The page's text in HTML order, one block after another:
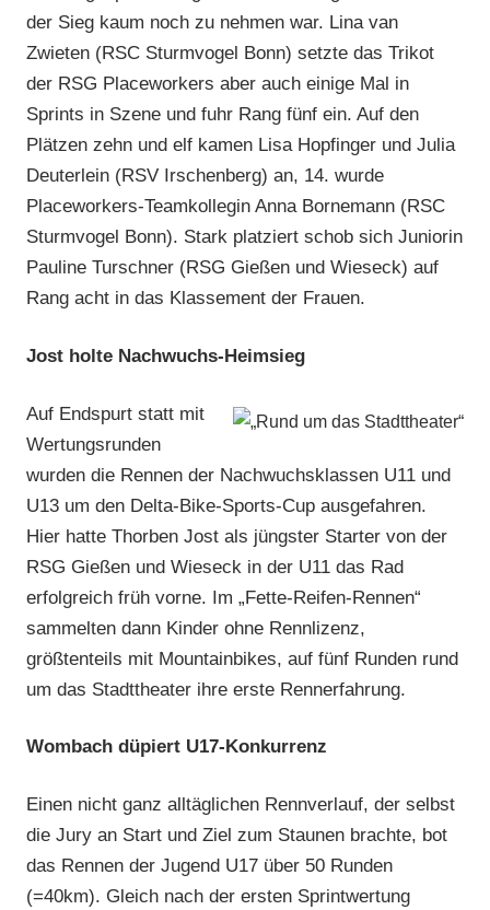
der Sieg kaum noch zu nehmen war. Lina van
Zwieten (RSC Sturmvogel Bonn) setzte das Trikot
der RSG Placeworkers aber auch einige Mal in
Sprints in Szene und fuhr Rang fünf ein. Auf den
Plätzen zehn und elf kamen Lisa Hopfinger und Julia
Deuterlein (RSV Irschenberg) an, 14. wurde
Placeworkers-Teamkollegin Anna Bornemann (RSC
Sturmvogel Bonn). Stark platziert schob sich Juniorin
Pauline Turschner (RSG Gießen und Wieseck) auf
Rang acht in das Klassement der Frauen.
Jost holte Nachwuchs-Heimsieg
Auf Endspurt statt mit
Wertungsrunden
wurden die Rennen der Nachwuchsklassen U11 und
U13 um den Delta-Bike-Sports-Cup ausgefahren.
Hier hatte Thorben Jost als jüngster Starter von der
RSG Gießen und Wieseck in der U11 das Rad
erfolgreich früh vorne. Im „Fette-Reifen-Rennen“
sammelten dann Kinder ohne Rennlizenz,
größtenteils mit Mountainbikes, auf fünf Runden rund
um das Stadttheater ihre erste Rennerfahrung.
Wombach düpiert U17-Konkurrenz
Einen nicht ganz alltäglichen Rennverlauf, der selbst
die Jury an Start und Ziel zum Staunen brachte, bot
das Rennen der Jugend U17 über 50 Runden
(=40km). Gleich nach der ersten Sprintwertung